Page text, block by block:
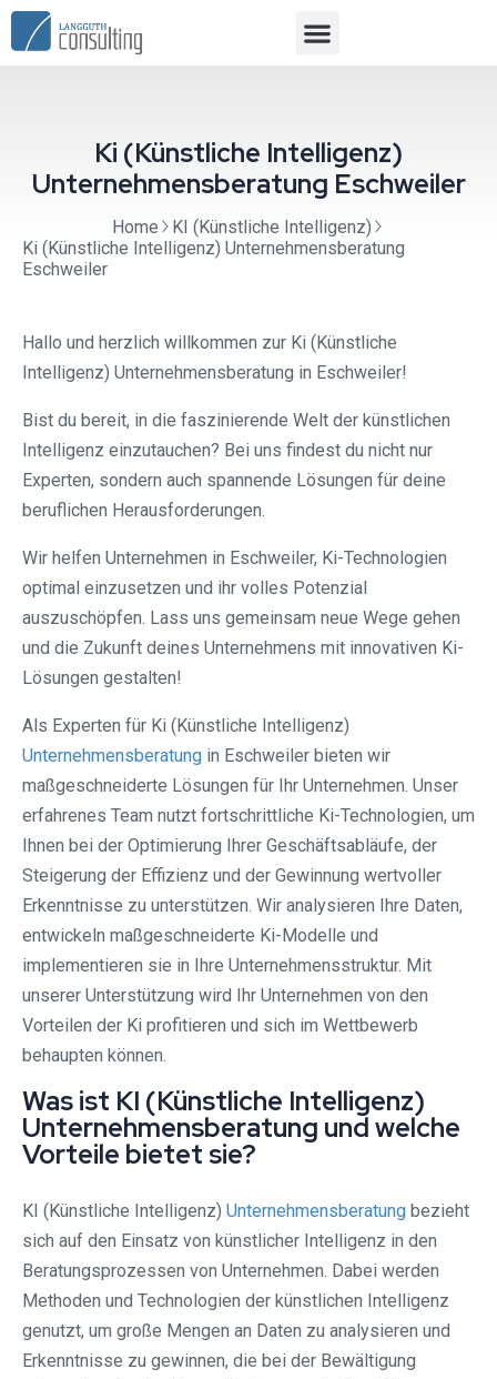
Ki (Künstliche Intelligenz)
Unternehmensberatung Eschweiler
Home
KI (Künstliche Intelligenz)
Ki (Künstliche Intelligenz) Unternehmensberatung
Eschweiler
Hallo und herzlich willkommen zur Ki (Künstliche
Intelligenz) Unternehmensberatung in Eschweiler!
Bist du bereit, in die faszinierende Welt der künstlichen
Intelligenz einzutauchen? Bei uns findest du nicht nur
Experten, sondern auch spannende Lösungen für deine
beruflichen Herausforderungen.
Wir helfen Unternehmen in Eschweiler, Ki-Technologien
optimal einzusetzen und ihr volles Potenzial
auszuschöpfen. Lass uns gemeinsam neue Wege gehen
und die Zukunft deines Unternehmens mit innovativen Ki-
Lösungen gestalten!
Als Experten für Ki (Künstliche Intelligenz)
Unternehmensberatung in Eschweiler bieten wir
maßgeschneiderte Lösungen für Ihr Unternehmen. Unser
erfahrenes Team nutzt fortschrittliche Ki-Technologien, um
Ihnen bei der Optimierung Ihrer Geschäftsabläufe, der
Steigerung der Effizienz und der Gewinnung wertvoller
Erkenntnisse zu unterstützen. Wir analysieren Ihre Daten,
entwickeln maßgeschneiderte Ki-Modelle und
implementieren sie in Ihre Unternehmensstruktur. Mit
unserer Unterstützung wird Ihr Unternehmen von den
Vorteilen der Ki profitieren und sich im Wettbewerb
behaupten können.
Was ist KI (Künstliche Intelligenz)
Unternehmensberatung und welche
Vorteile bietet sie?
KI (Künstliche Intelligenz) Unternehmensberatung bezieht
sich auf den Einsatz von künstlicher Intelligenz in den
Beratungsprozessen von Unternehmen. Dabei werden
Methoden und Technologien der künstlichen Intelligenz
genutzt, um große Mengen an Daten zu analysieren und
Erkenntnisse zu gewinnen, die bei der Bewältigung